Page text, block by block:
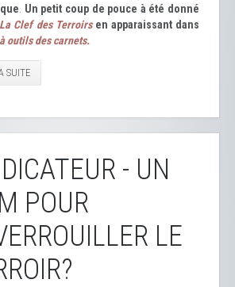
Un petit coup de pouce à été donné
La Clef des Terroirs en apparaissant dans
outils des carnets.
SUITE
- UN
POUR
LE